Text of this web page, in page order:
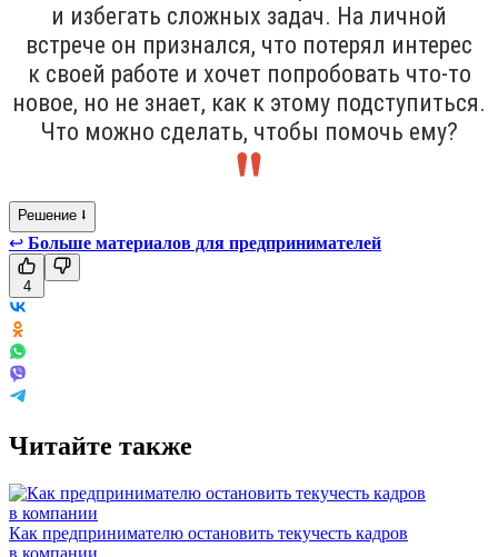
и избегать сложных задач. На личной
встрече он признался, что потерял интерес
к своей работе и хочет попробовать что-то
новое, но не знает, как к этому подступиться.
Что можно сделать, чтобы помочь ему?
Решение ⭣
↩ Больше материалов для предпринимателей
4
Читайте также
Как предпринимателю остановить текучесть кадров
в компании